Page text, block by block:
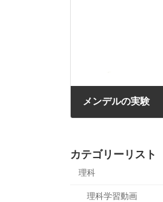
メンデルの実験
カテゴリーリスト
理科
理科学習動画